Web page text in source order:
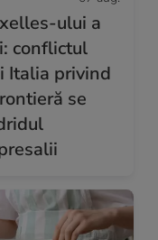
ului a
conflictul
Italia privind
se